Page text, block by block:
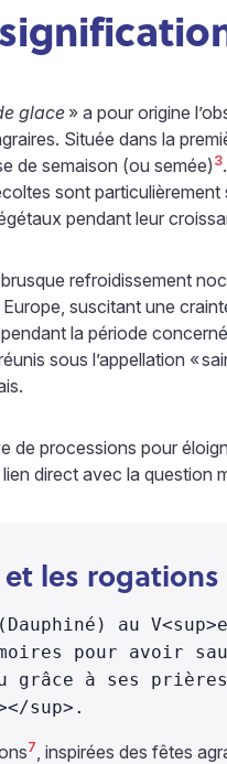
glace» a pour origine
Située dans la
de semaison (ou semée) 3
sont
pendant leur
refroidissement
suscitant une
la période
sous l’appellation «
de processions pour
direct avec la question
les rogations
au
pour avoir
grâce à ses
sup>.
7, inspirées des fêtes